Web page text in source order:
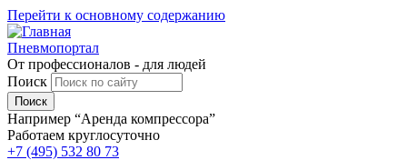
Перейти к основному содержанию
Пневмопортал
От профессионалов - для людей
Поиск
Например “Аренда компрессора”
Работаем круглосуточно
+7 (495) 532 80 73